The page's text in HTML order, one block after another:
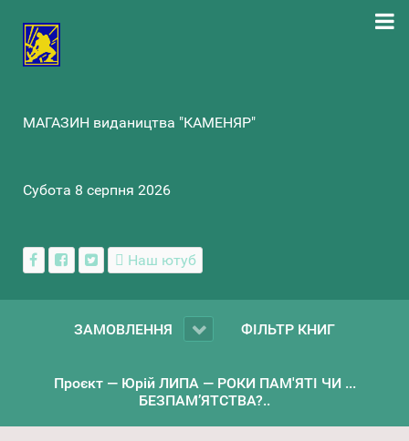
МАГАЗИН видаництва "КАМЕНЯР"
Субота 8 серпня 2026
Наш ютуб
ЗАМОВЛЕННЯ ФІЛЬТР КНИГ
Проєкт — Юрій ЛИПА — РОКИ ПАМ'ЯТІ ЧИ ...
БЕЗПАМ’ЯТСТВА?..